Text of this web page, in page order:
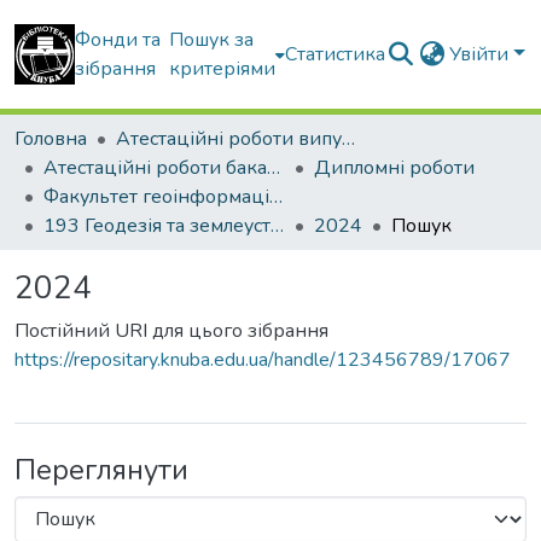
Фонди та
зібрання
Пошук за
критеріями
Статистика Увійти
Головна
Атестаційні роботи випускників
Атестаційні роботи бакалаврів
Дипломні роботи
Факультет геоінформаційних систем та управління територіями
193 Геодезія та землеустрій. Геодезія
2024 Пошук
2024
Постійний URI для цього зібрання
https://repositary.knuba.edu.ua/handle/123456789/17067
Переглянути